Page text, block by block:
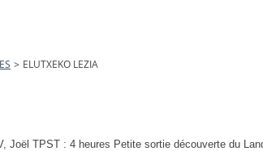
> ELUTXEKO LEZIA
Joël TPST : 4 heures Petite sortie découverte du